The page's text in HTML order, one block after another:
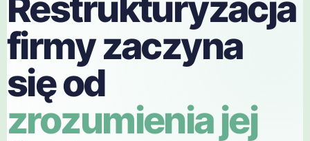
firmy zaczyna
się od
zrozumienia jej